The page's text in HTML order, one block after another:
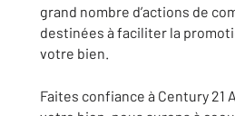
grand nombre d’actions de
destinées à faciliter la
votre bien.
Faites confiance à Century 21